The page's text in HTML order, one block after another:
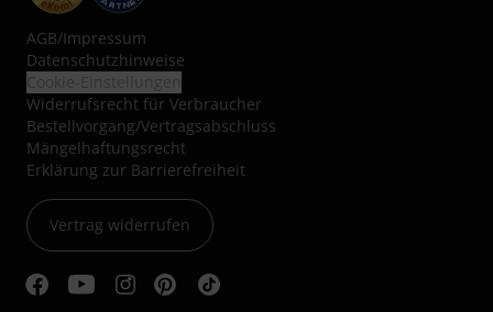
AGB/Impressum
Datenschutzhinweise
Widerrufsrecht für Verbraucher
Bestellvorgang/Vertragsabschluss
Mängelhaftungsrecht
Erklärung zur Barrierefreiheit
Vertrag widerrufen